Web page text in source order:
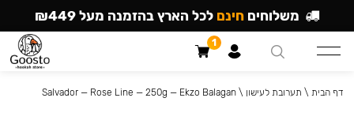
דף הבית \ תערובת לעישון \
Salvador — Rose Line — 250g — Ekzo Balagan
משלוחים חינם לכל הארץ בהזמנה מעל ₪449
1